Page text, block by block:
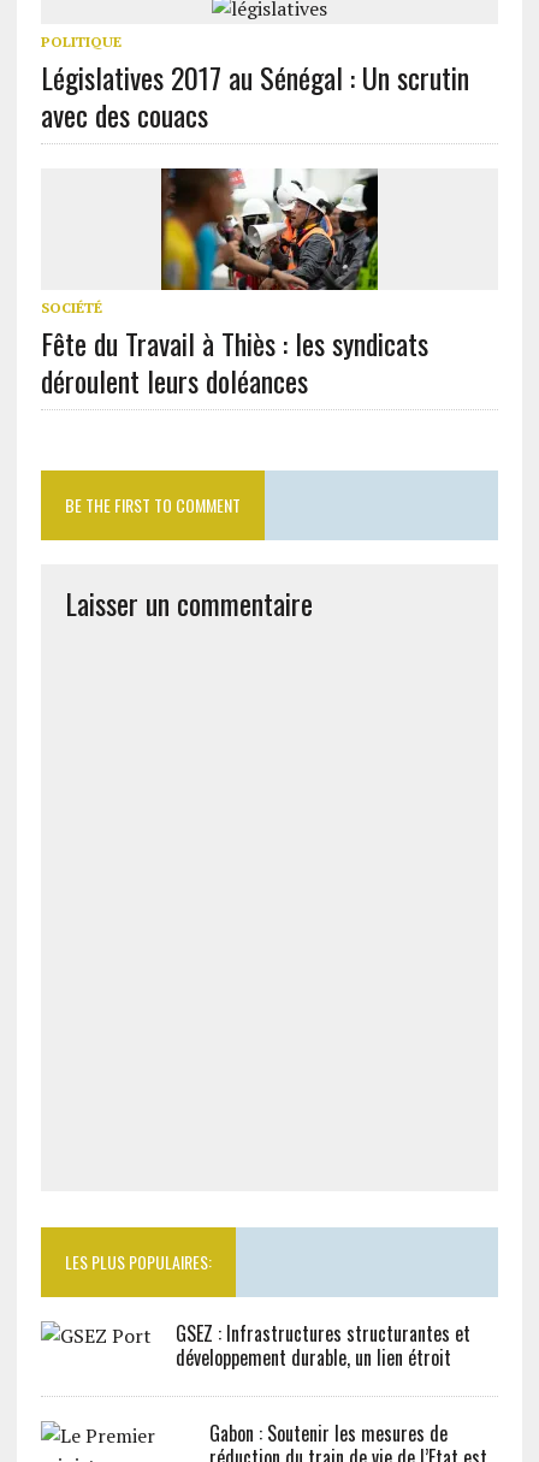
POLITIQUE
Législatives 2017 au Sénégal : Un scrutin
avec des couacs
SOCIÉTÉ
Fête du Travail à Thiès : les syndicats
déroulent leurs doléances
BE THE FIRST TO COMMENT
Laisser un commentaire
LES PLUS POPULAIRES:
GSEZ : Infrastructures structurantes et
développement durable, un lien étroit
Gabon : Soutenir les mesures de